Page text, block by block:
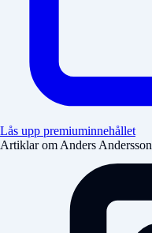
Lås upp premiuminnehållet
Artiklar om Anders Andersson